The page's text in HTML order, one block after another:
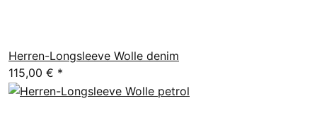
Herren-Longsleeve Wolle denim
115,00 € *